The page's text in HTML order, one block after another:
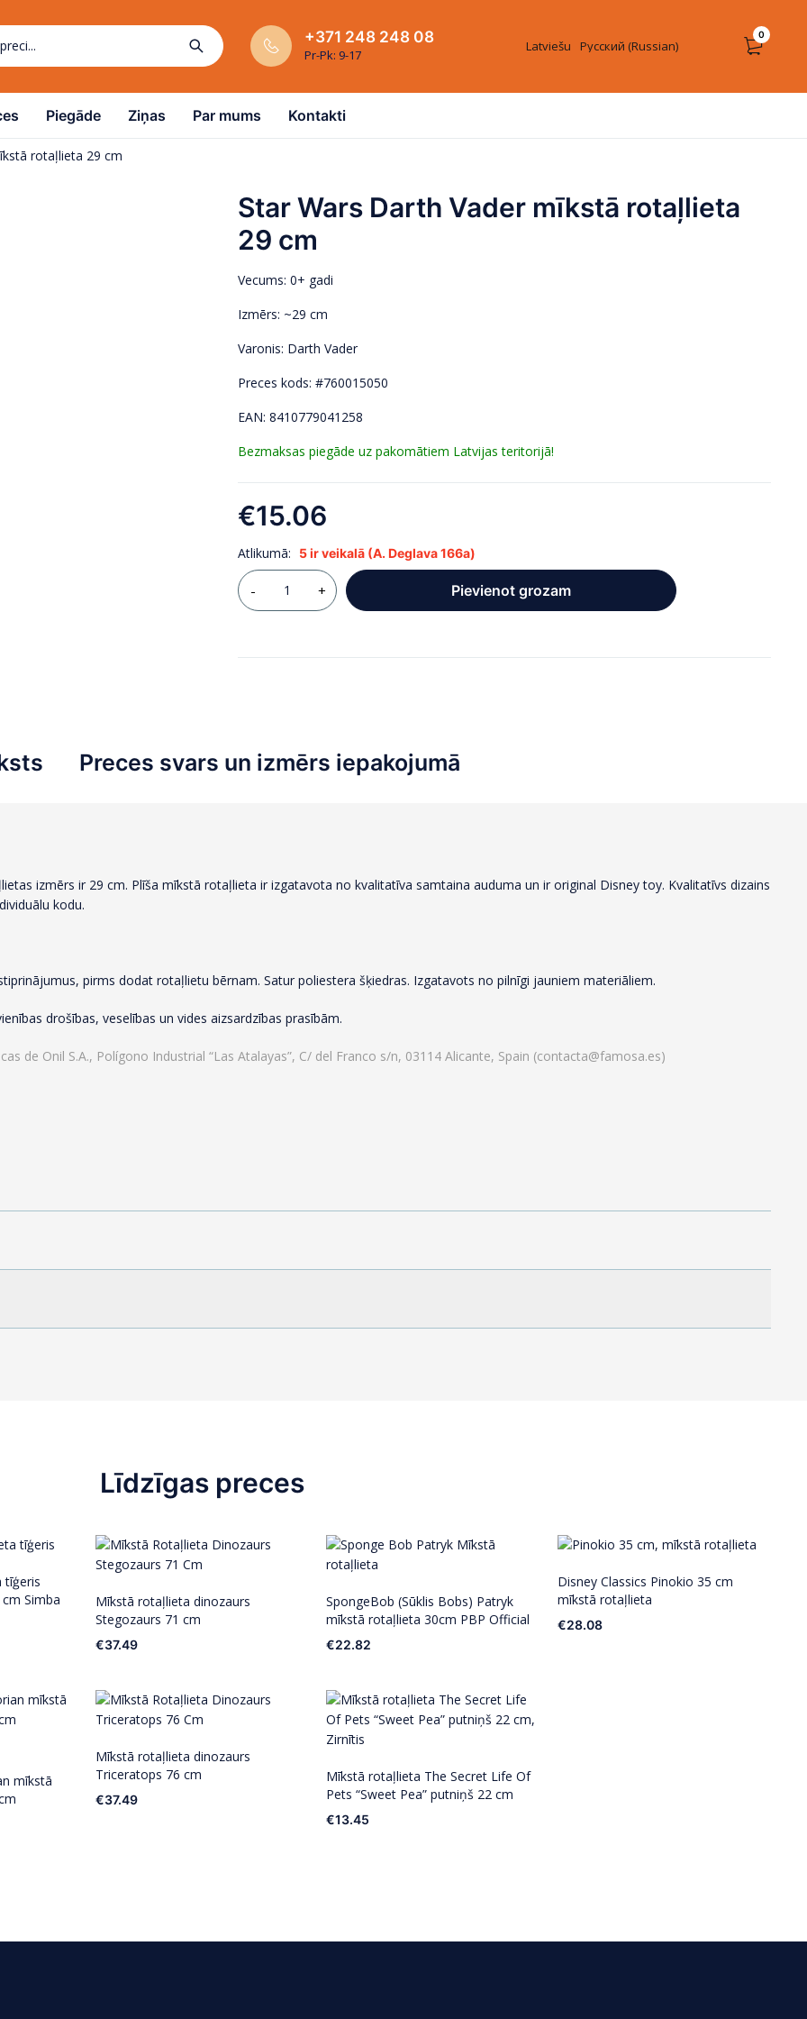
+371 248 248 08
Pr-Pk: 9-17
Latviešu Русский (Russian)
0
Piegāde Ziņas Par mums Kontakti
rotaļlieta 29 cm
Star Wars Darth Vader mīkstā rotaļlieta
29 cm
Vecums: 0+ gadi
Izmērs: ~29 cm
Varonis: Darth Vader
Preces kods: #760015050
EAN: 8410779041258
Bezmaksas piegāde uz pakomātiem Latvijas teritorijā!
€15.06
Atlikumā: 5 ir veikalā (A. Deglava 166a)
Pievienot grozam
Preces svars un izmērs iepakojumā
izmērs ir 29 cm. Plīša mīkstā rotaļlieta ir izgatavota no kvalitatīva samtaina auduma un ir original Disney toy. Kvalitatīvs dizains
kodu.
pirms dodat rotaļlietu bērnam. Satur poliestera šķiedras. Izgatavots no pilnīgi jauniem materiāliem.
drošības, veselības un vides aizsardzības prasībām.
de Onil S.A., Polígono Industrial “Las Atalayas”, C/ del Franco s/n, 03114 Alicante, Spain (contacta@famosa.es)
Līdzīgas preces
tīģeris
Simba
Mīkstā rotaļlieta dinozaurs
Stegozaurs 71 cm
€37.49
SpongeBob (Sūklis Bobs) Patryk
mīkstā rotaļlieta 30cm PBP Official
€22.82
Disney Classics Pinokio 35 cm
mīkstā rotaļlieta
€28.08
mīkstā
Mīkstā rotaļlieta dinozaurs
Triceratops 76 cm
€37.49
Mīkstā rotaļlieta The Secret Life Of
Pets “Sweet Pea” putniņš 22 cm
€13.45